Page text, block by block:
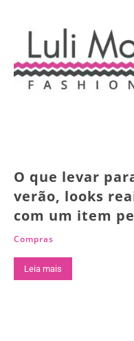
O que levar
verão, looks
com um item
Compras
Leia mais